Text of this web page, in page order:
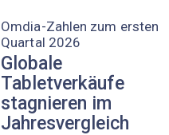
Omdia-Zahlen zum ersten
Quartal 2026
Globale
Tabletverkäufe
stagnieren im
Jahresvergleich